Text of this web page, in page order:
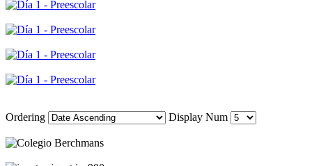
Ordering Display Num